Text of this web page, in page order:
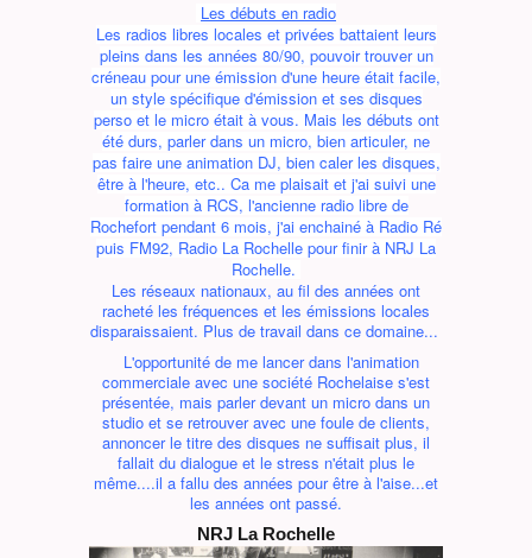
Les débuts en radio
Les radios libres locales et privées battaient leurs
pleins dans les années 80/90, pouvoir trouver un
créneau pour une émission d'une heure était facile,
un style spécifique d'émission et ses disques
perso et le micro était à vous. Mais les débuts ont
été durs, parler dans un micro, bien articuler, ne
pas faire une animation DJ, bien caler les disques,
être à l'heure, etc.. Ca me plaisait et j'ai suivi une
formation à RCS, l'ancienne radio libre de
Rochefort pendant 6 mois, j'ai enchainé à Radio Ré
puis FM92, Radio La Rochelle pour finir à NRJ La
Rochelle.
Les réseaux nationaux, au fil des années ont
racheté les fréquences et les émissions locales
disparaissaient. Plus de travail dans ce domaine...
L'opportunité de me lancer dans l'animation
commerciale avec une société Rochelaise s'est
présentée, mais parler devant un micro dans un
studio et se retrouver avec une foule de clients,
annoncer le titre des disques ne suffisait plus, il
fallait du dialogue et le stress n'était plus le
même....il a fallu des années pour être à l'aise...et
les années ont passé.
NRJ La Rochelle